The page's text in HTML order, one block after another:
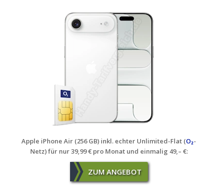
Apple iPhone Air (256 GB) inkl. echter Unlimited-Flat (O₂-
Netz) für nur 39,99 € pro Monat und einmalig 49,– €:
ZUM ANGEBOT